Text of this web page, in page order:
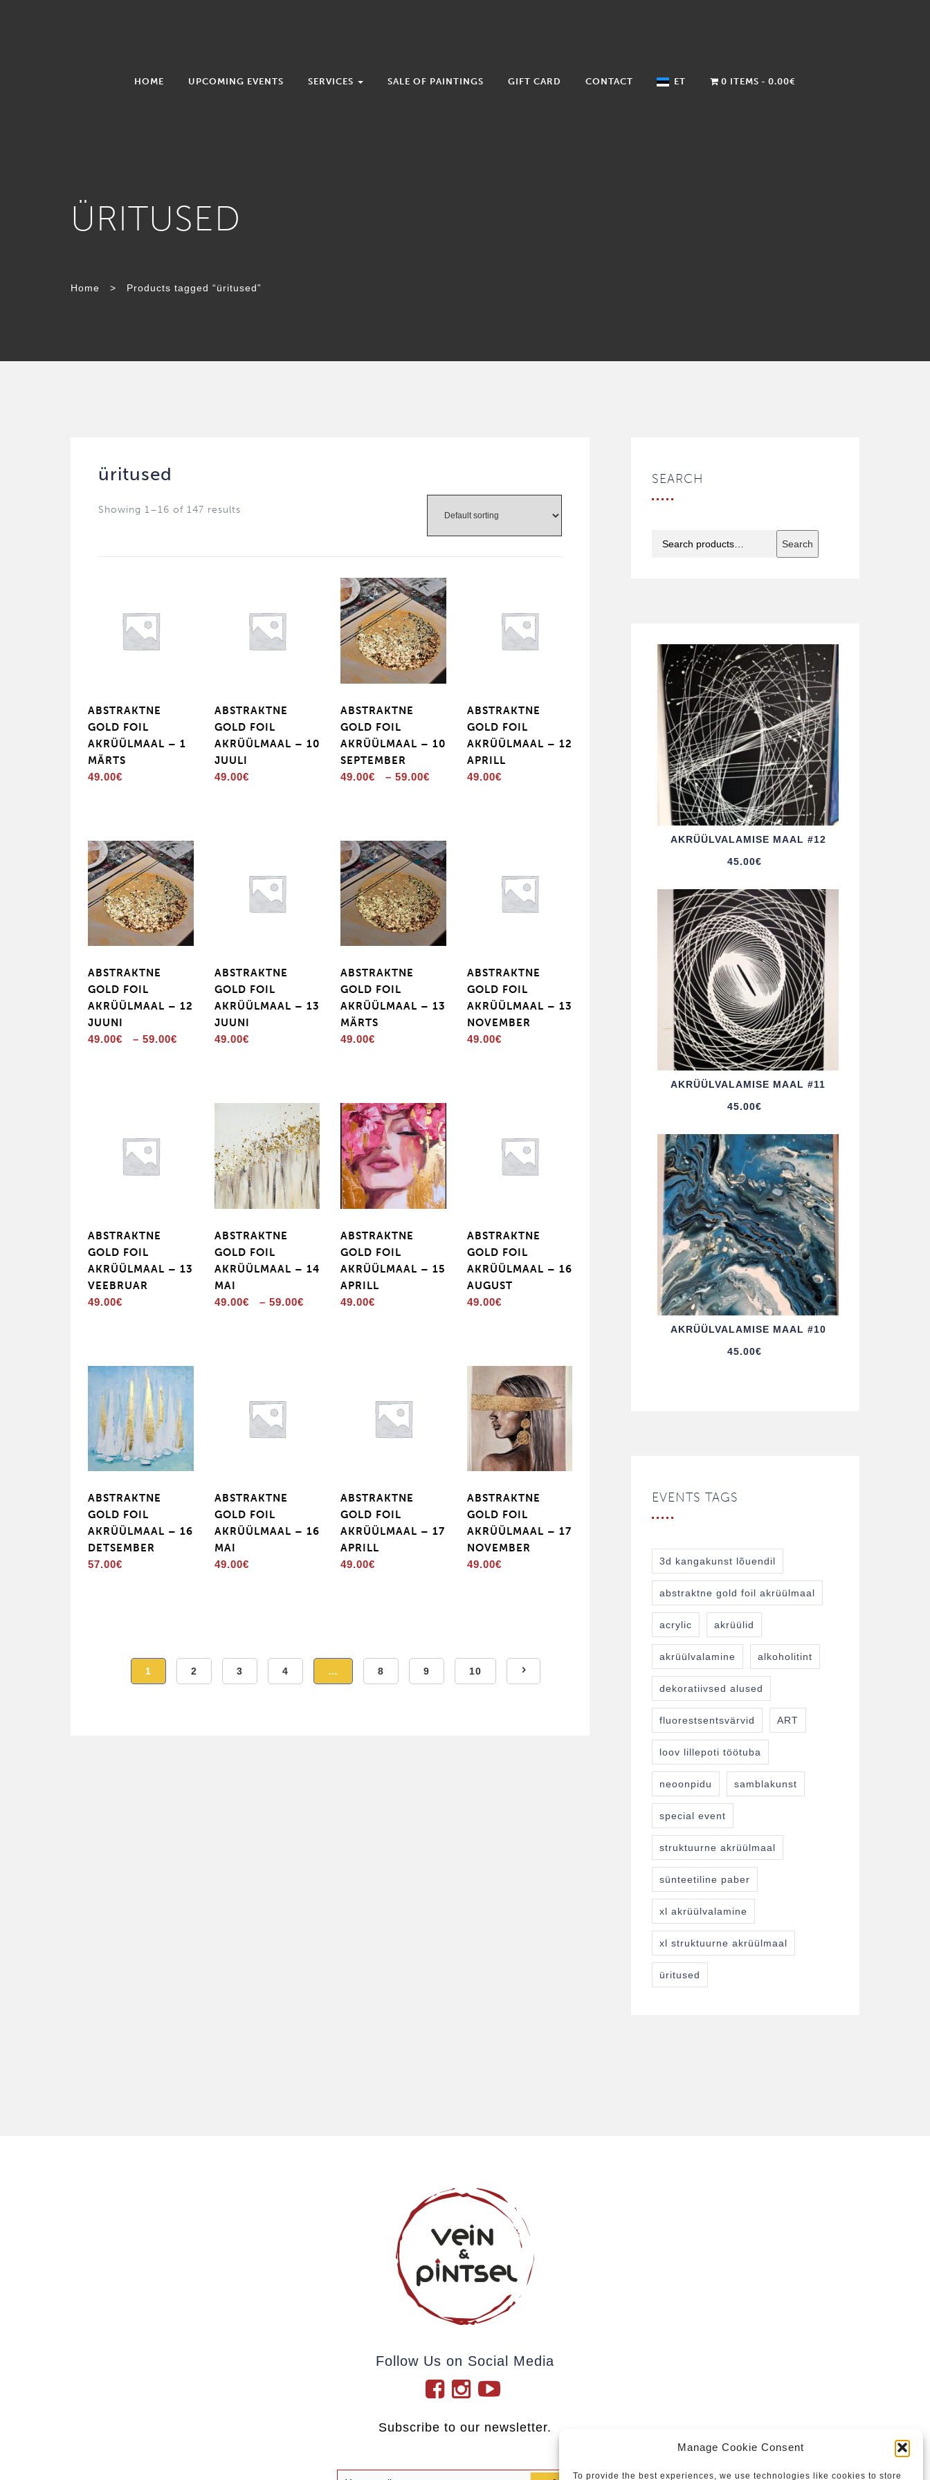
Manage Cookie Consent
To provide the best experiences, we use technologies like cookies to store
HOME UPCOMING EVENTS SERVICES SALE OF PAINTINGS GIFT CARD CONTACT ET 0 ITEMS 0.00€
TAG:
ÜRITUSED
Home > Products tagged “üritused”
üritused
Showing 1–16 of 147 results
ABSTRAKTNE
GOLD FOIL
AKRÜÜLMAAL – 1
MÄRTS
49.00€
ABSTRAKTNE
GOLD FOIL
AKRÜÜLMAAL – 10
JUULI
49.00€
ABSTRAKTNE
GOLD FOIL
AKRÜÜLMAAL – 10
SEPTEMBER
49.00€ – 59.00€
59.00€
ABSTRAKTNE
GOLD FOIL
AKRÜÜLMAAL – 12
APRILL
49.00€
ABSTRAKTNE
GOLD FOIL
AKRÜÜLMAAL – 12
JUUNI
49.00€ – 59.00€
59.00€
ABSTRAKTNE
GOLD FOIL
AKRÜÜLMAAL – 13
JUUNI
49.00€
ABSTRAKTNE
GOLD FOIL
AKRÜÜLMAAL – 13
MÄRTS
49.00€
ABSTRAKTNE
GOLD FOIL
AKRÜÜLMAAL – 13
NOVEMBER
49.00€
ABSTRAKTNE
GOLD FOIL
AKRÜÜLMAAL – 13
VEEBRUAR
49.00€
ABSTRAKTNE
GOLD FOIL
AKRÜÜLMAAL – 14
MAI
49.00€ – 59.00€
ABSTRAKTNE
GOLD FOIL
AKRÜÜLMAAL – 15
APRILL
49.00€
ABSTRAKTNE
GOLD FOIL
AKRÜÜLMAAL – 16
AUGUST
49.00€
ABSTRAKTNE
GOLD FOIL
AKRÜÜLMAAL – 16
DETSEMBER
57.00€
ABSTRAKTNE
GOLD FOIL
AKRÜÜLMAAL – 16
MAI
49.00€
ABSTRAKTNE
GOLD FOIL
AKRÜÜLMAAL – 17
APRILL
49.00€
ABSTRAKTNE
GOLD FOIL
AKRÜÜLMAAL – 17
NOVEMBER
49.00€
1 2 3 4 … 8 9 10
SEARCH
Search
AKRÜÜL­VALAMISE MAAL #12
45.00€
AKRÜÜL­VALAMISE MAAL #11
45.00€
AKRÜÜL­VALAMISE MAAL #10
45.00€
EVENTS TAGS
3d kangakunst lõuendil
abstraktne gold foil akrüülmaal
acrylic akrüülid
akrüülvalamine alkoholitint
dekoratiivsed alused
fluorestsentsvärvid ART
loov lillepoti töötuba
neoonpidu samblakunst
special event
struktuurne akrüülmaal
sünteetiline paber
xl akrüülvalamine
xl struktuurne akrüülmaal
üritused
Follow Us on Social Media
Subscribe to our newsletter.